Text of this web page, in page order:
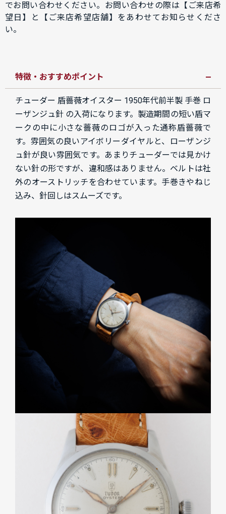
でお問い合わせください。お問い合わせの際は【ご来店希
望日】と【ご来店希望店舗】をあわせてお知らせくださ
い。
特徴・おすすめポイント
チューダー 盾薔薇オイスター 1950年代前半製 手巻 ロ
ーザンジュ針 の入荷になります。製造期間の短い盾マ
ークの中に小さな薔薇のロゴが入った通称盾薔薇で
す。雰囲気の良いアイボリーダイヤルと、ローザンジ
ュ針が良い雰囲気です。あまりチューダーでは見かけ
ない針の形ですが、違和感はありません。ベルトは社
外のオーストリッチを合わせています。手巻きやねじ
込み、針回しはスムーズです。